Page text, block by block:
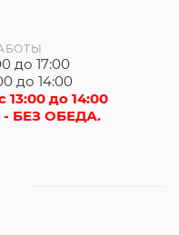
до 17:00
до 14:00
до 14:00
- БЕЗ ОБЕДА.